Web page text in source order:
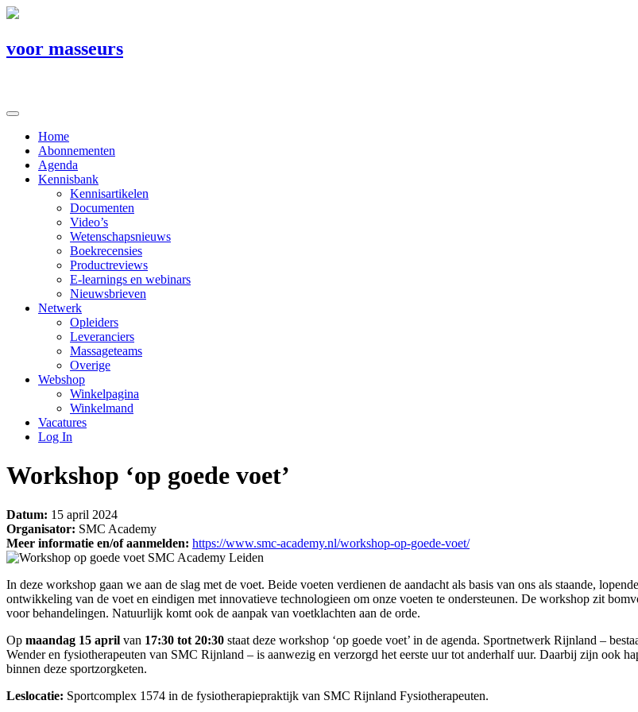
voor masseurs
Home
Abonnementen
Agenda
Kennisbank
Kennisartikelen
Documenten
Video’s
Wetenschapsnieuws
Boekrecensies
Productreviews
E-learnings en webinars
Nieuwsbrieven
Netwerk
Opleiders
Leveranciers
Massageteams
Overige
Webshop
Winkelpagina
Winkelmand
Vacatures
Log In
Workshop ‘op goede voet’
Datum: 15 april 2024
Organisator: SMC Academy
Meer informatie en/of aanmelden: https://www.smc-academy.nl/workshop-op-goede-voet/
In deze workshop gaan we aan de slag met de voet. Beide voeten verdienen de aandacht als basis van ons als staande,
ontwikkeling van de voet en eindigen met innovatieve technologieen om onze voeten te ondersteunen. De workshop zit
voor behandelingen. Natuurlijk komt ook de aanpak van voetklachten aan de orde.
Op maandag 15 april van 17:30 tot 20:30 staat deze workshop ‘op goede voet’ in de agenda. Sportnetwerk Rijnland –
Wender en fysiotherapeuten van SMC Rijnland – is aanwezig en verzorgd het eerste uur tot anderhalf uur. Daarbij zijn ook
binnen deze sportzorgketen.
Leslocatie: Sportcomplex 1574 in de fysiotherapiepraktijk van SMC Rijnland Fysiotherapeuten.